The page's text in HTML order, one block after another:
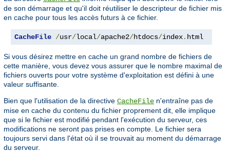
de son démarrage et qu'il doit réutiliser le descripteur de fichier mis
en cache pour tous les accès futurs à ce fichier.
CacheFile /usr/local/apache2/htdocs/index. html
Si vous désirez mettre en cache un grand nombre de fichiers de
cette manière, vous devez vous assurer que le nombre maximal de
fichiers ouverts pour votre système d'exploitation est défini à une
valeur suffisante.
Bien que l'utilisation de la directive CacheFile n'entraîne pas de
mise en cache du contenu du fichier proprement dit, elle implique
que si le fichier est modifié pendant l'exécution du serveur, ces
modifications ne seront pas prises en compte. Le fichier sera
toujours servi dans l'état où il se trouvait au moment du démarrage
du serveur.